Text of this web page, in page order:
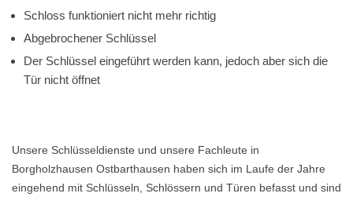
Schloss funktioniert nicht mehr richtig
Abgebrochener Schlüssel
Der Schlüssel eingeführt werden kann, jedoch aber sich die
Tür nicht öffnet
Unsere Schlüsseldienste und unsere Fachleute in
Borgholzhausen Ostbarthausen haben sich im Laufe der Jahre
eingehend mit Schlüsseln, Schlössern und Türen befasst und sind